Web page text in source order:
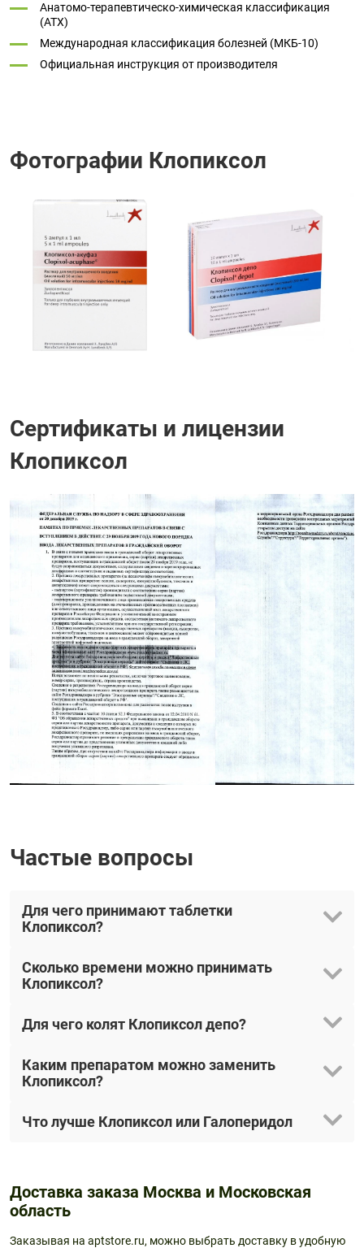
Анатомо-терапевтическо-химическая классификация
(ATX)
Международная классификация болезней (МКБ-10)
Официальная инструкция от производителя
Фотографии Клопиксол
Сертификаты и лицензии
Клопиксол
Частые вопросы
Для чего принимают таблетки
Клопиксол?
Сколько времени можно принимать
Клопиксол?
Для чего колят Клопиксол депо?
Каким препаратом можно заменить
Клопиксол?
Что лучше Клопиксол или Галоперидол
Доставка заказа Москва и Московская
область
Заказывая на aptstore.ru, можно выбрать доставку в удобную